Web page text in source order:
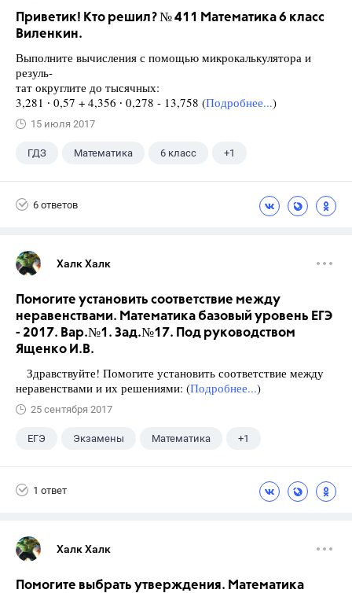
Приветик! Кто решил? № 411 Математика 6 класс
Виленкин.
Выполните вычисления с помощью микрокалькулятора и
резуль-
тат округлите до тысячных:
3,281 ∙ 0,57 + 4,356 ∙ 0,278 - 13,758 (Подробнее...)
15 июля 2017
ГДЗ Математика 6 класс +1
6 ответов
Халк Халк
Помогите установить соответствие между
неравенствами. Математика базовый уровень ЕГЭ
- 2017. Вар.№1. Зад.№17. Под руководством
Ященко И.В.
Здравствуйте! Помогите установить соответствие между
неравенствами и их решениями: (Подробнее...)
25 сентября 2017
ЕГЭ Экзамены Математика +1
1 ответ
Халк Халк
Помогите выбрать утверждения. Математика